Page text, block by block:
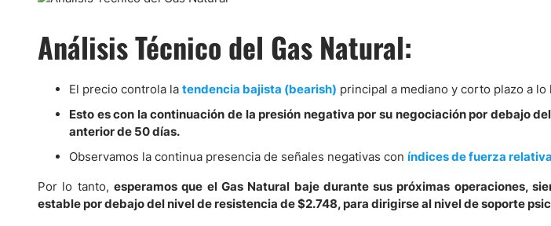
Análisis Técnico del Gas Natural:
El precio controla la tendencia bajista (bearish) principal a mediano y corto plazo a
Esto es con la continuación de la presión negativa por su negociación por debajo del
anterior de 50 días.
Observamos la continua presencia de señales negativas con índices de fuerza relativa
Por lo tanto, esperamos que el Gas Natural baje durante sus próximas operaciones,
estable por debajo del nivel de resistencia de $2.748, para dirigirse al nivel de soporte